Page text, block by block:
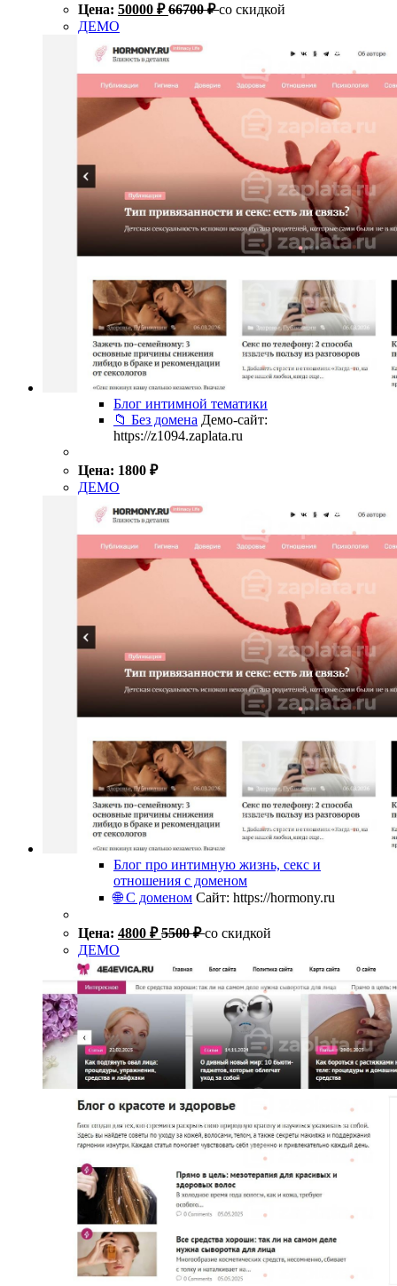
Цена: 50000 ₽ 66700₽ со скидкой
ДЕМО
Блог интимной тематики
📁 Без домена Демо-сайт:
https://z1094.zaplata.ru
Цена: 1800 ₽
ДЕМО
Блог про интимную жизнь, секс и
отношения с доменом
🌐 С доменом Сайт: https://hormony.ru
Цена: 4800 ₽ 5500₽ со скидкой
ДЕМО